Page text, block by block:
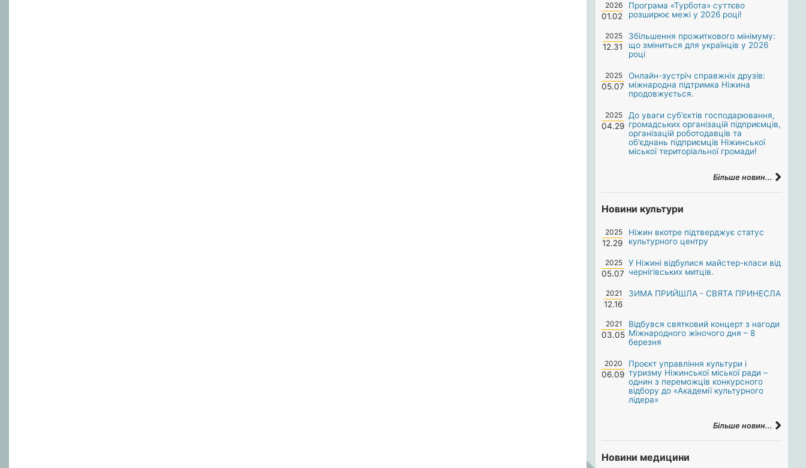
2026
01.02
Програма «Турбота» суттєво
розширює межі у 2026 році!
2025
12.31
Збільшення прожиткового мінімуму:
що зміниться для українців у 2026
році
2025
05.07
Онлайн-зустріч справжніх друзів:
міжнародна підтримка Ніжина
продовжується.
2025
04.29
До уваги суб'єктів господарювання,
громадських організацій підприємців,
організацій роботодавців та
об'єднань підприємців Ніжинської
міської територіальної громади!
Більше новин...
Новини культури
2025
12.29
Ніжин вкотре підтверджує статус
культурного центру
2025
05.07
У Ніжині відбулися майстер-класи від
чернігівських митців.
2021
12.16
ЗИМА ПРИЙШЛА - СВЯТА ПРИНЕСЛА
2021
03.05
Відбувся святковий концерт з нагоди
Міжнародного жіночого дня – 8
березня
2020
06.09
Проєкт управління культури і
туризму Ніжинської міської ради –
однин з переможців конкурсного
відбору до «Академії культурного
лідера»
Більше новин...
Новини медицини